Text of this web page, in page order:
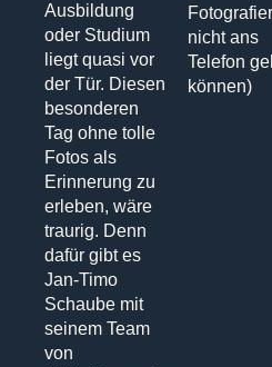
Ausbildung
oder Studium
liegt quasi vor
der Tür. Diesen
besonderen
Tag ohne tolle
Fotos als
Erinnerung zu
erleben, wäre
traurig. Denn
dafür gibt es
Jan-Timo
Schaube mit
seinem Team
von
nicht ans
Telefon
können)